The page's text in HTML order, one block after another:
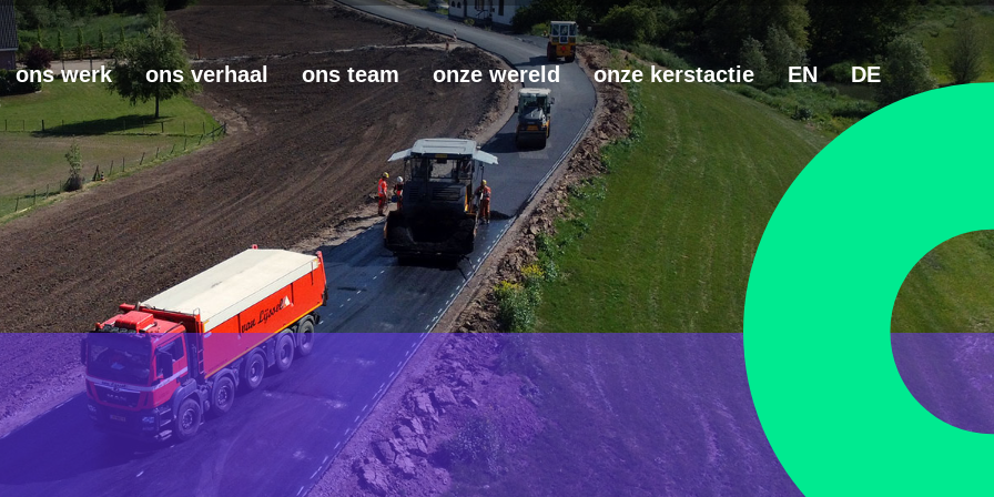
ons werk ons verhaal ons team onze wereld onze kerstactie EN DE